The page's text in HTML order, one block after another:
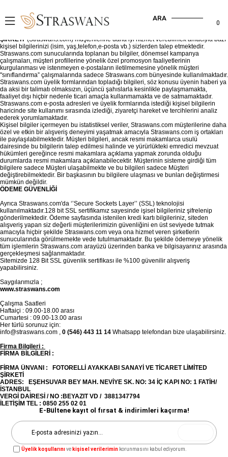
0
ARA
GİZLİLİK
ŞİRKETİ (Straswans.com) müşterilerine daha iyi hizmet verebilmek amacıyla bazı
kişisel bilgilerinizi (isim, yaş,telefon,e-posta vb.) sizlerden talep etmektedir.
Straswans.com sunucularında toplanan bu bilgiler, dönemsel kampanya
çalışmaları, müşteri profillerine yönelik özel promosyon faaliyetlerinin
kurgulanması ve istenmeyen e-postaların iletilmemesine yönelik müşteri
"sınıflandırma” çalışmalarında sadece Straswans.com bünyesinde kullanılmaktadır.
Straswans.com üyelik formlarından topladığı bilgileri, söz konusu üyenin haberi ya
da aksi bir talimatı olmaksızın, üçüncü şahıslarla kesinlikle paylaşmamakta,
faaliyet dışı hiçbir nedenle ticari amaçla kullanmamakta ve de satmamaktadır.
Straswans.com e-posta adresleri ve üyelik formlarında istediği kişisel bilgilerin
haricinde site kullanımı sırasında izlediği, ziyaretçi hareket ve tercihlerini analiz
ederek yorumlamaktadır.
Kişisel bilgiler içermeyen bu istatistiksel veriler, Straswans.com müşterilerine daha
özel ve etkin bir alışveriş deneyimi yaşatmak amacıyla Straswans.com iş ortakları
ile paylaşılabilmektedir. Müşteri bilgileri, ancak resmi makamlarca usulü
dairesinde bu bilgilerin talep edilmesi halinde ve yürürlükteki emredici mevzuat
hükümleri gereğince resmi makamlara açıklama yapmak zorunda olduğu
durumlarda resmi makamlara açıklanabilecektir. Müşterinin sisteme girdiği tüm
bilgilere sadece Müşteri ulaşabilmekte ve bu bilgileri sadece Müşteri
değiştirebilmektedir. Bir başkasının bu bilgilere ulaşması ve bunları değiştirmesi
mümkün değildir.
ÖDEME GÜVENLİĞİ
Ayrıca Straswans.com'da ‘’Secure Sockets Layer’’ (SSL) teknolojisi
kullanılmaktadır.128 bit SSL sertifikamız sayesinde işisel bilgileriniz şifrelenip
gönderilmektedir. Ödeme sayfasında istenilen kredi kartı bilgileriniz, siteden
alışveriş yapan siz değerli müşterilerimizin güvenliğini en üst seviyede tutmak
amacıyla hiçbir şekilde Straswans.com veya ona hizmet veren şirketlerin
sunucularında görülmemekte vede tutulmamaktadır. Bu şekilde ödemeye yönelik
tüm işlemlerin Straswans.com arayüzü üzerinden banka ve bilgisayarınız arasında
gerçekleşmesi sağlanmaktadır.
Sitemizde 128 Bit SSL güvenlik sertifikası ile %100 güvenilir alışveriş
yapabilirsiniz.
Saygılarımızla ;
www.straswans.com
Çalışma Saatleri
Haftaiçi : 09.00-18.00 arası
Cumartesi : 09.00-13.00 arası
Her türlü sorunuz için:
info@straswans.com , 0 (546) 443 11 14 Whatsapp telefondan bize ulaşabilirsiniz.
Firma Bilgileri :
FİRMA BİLGİLERİ :
FİRMA ÜNVANI : FOTORELLİ AYAKKABI SANAYİ VE TİCARET LİMİTED
ŞİRKETİ
ADRES: EŞEHSUVAR BEY MAH. NEVİYE SK. NO: 34 İÇ KAPI NO: 1 FATİH/
İSTANBUL
VERGİ DAİRESİ / NO :BEYAZIT VD / 3881347794
İLETİŞİM TEL : 0850 255 02 01
E-Bültene kayıt ol fırsat & indirimleri kaçırma!
Üyelik koşullarınıve kişisel verilerimin korunmasını kabul ediyorum.